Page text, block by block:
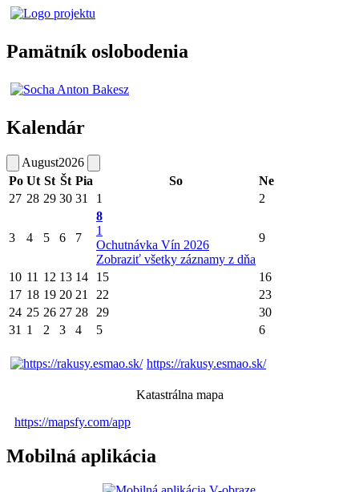
Pamätník oslobodenia
Kalendár
August2026
Po Ut St Št Pia So
Ne
27 28 29 30 31 1 2
3 4 5 6 7
8
1
Ochutnávka Vín 2026
Zobraziť všetky záznamy z dňa
9
10 11 12 13 14 15
16
17 18 19 20 21 22
23
24 25 26 27 28 29
30
31 1 2 3 4 5 6
https://rakusy.esmao.sk/
Katastrálna mapa
https://mapsfy.com/app
Mobilná aplikácia